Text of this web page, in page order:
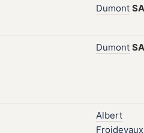
Dumont SA
Dumont SA
Albert
Froidevaux